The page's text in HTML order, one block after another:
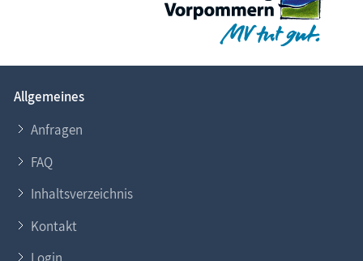
Sie möchten
präsentieren?
Gern helfen wir Ihnen dabei. Nehmen Sie
uns auf. Lesen Sie auch unsere
Gastgeber.
Allgemeines
Anfragen
FAQ
Inhaltsverzeichnis
Kontakt